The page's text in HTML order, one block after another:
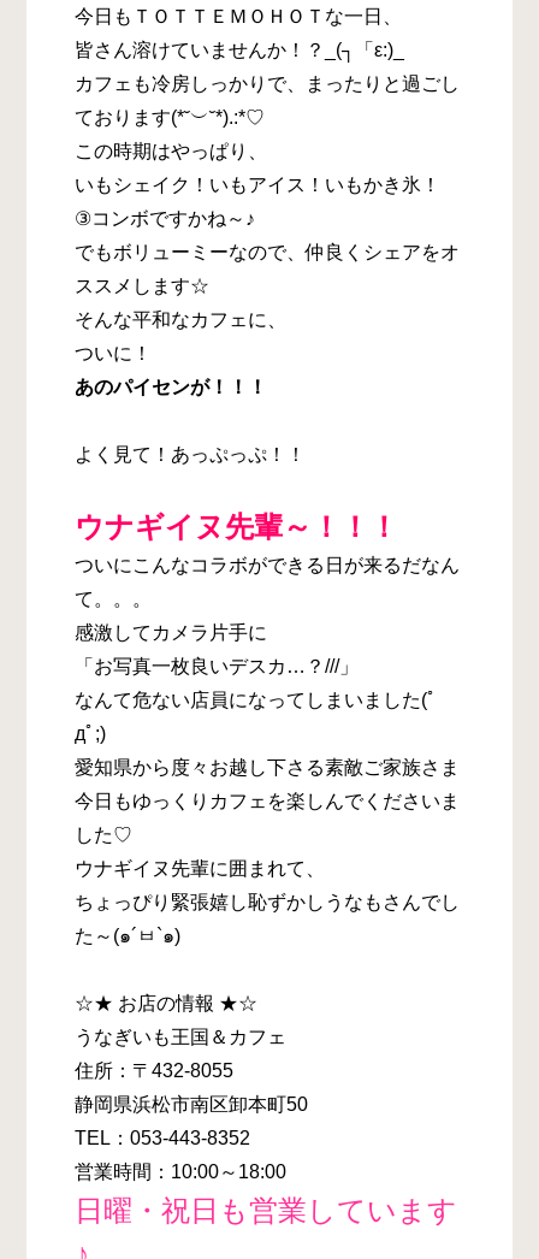
今日もＴＯＴＴＥＭＯＨＯＴな一日、
皆さん溶けていませんか！？_(┐「ε:)_
カフェも冷房しっかりで、まったりと過ごし
ております(*˘︶˘*).:*♡
この時期はやっぱり、
いもシェイク！いもアイス！いもかき氷！
③コンボですかね～♪
でもボリューミーなので、仲良くシェアをオ
ススメします☆
そんな平和なカフェに、
ついに！
あのパイセンが！！！
よく見て！あっぷっぷ！！
ウナギイヌ先輩～！！！
ついにこんなコラボができる日が来るだなん
て。。。
感激してカメラ片手に
「お写真一枚良いデスカ…？///」
なんて危ない店員になってしまいました(ﾟ
дﾟ;)
愛知県から度々お越し下さる素敵ご家族さま
今日もゆっくりカフェを楽しんでくださいま
した♡
ウナギイヌ先輩に囲まれて、
ちょっぴり緊張嬉し恥ずかしうなもさんでし
た～(๑´ㅂ`๑)
☆★ お店の情報 ★☆
うなぎいも王国＆カフェ
住所：〒432-8055
静岡県浜松市南区卸本町50
TEL：053-443-8352
営業時間：10:00～18:00
日曜・祝日も営業しています